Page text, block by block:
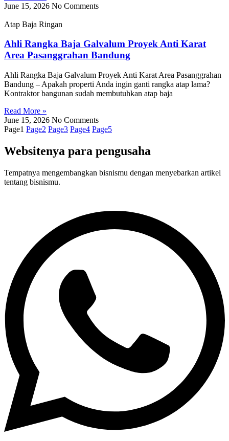
June 15, 2026 No Comments
Atap Baja Ringan
Ahli Rangka Baja Galvalum Proyek Anti Karat
Area Pasanggrahan Bandung
Ahli Rangka Baja Galvalum Proyek Anti Karat Area Pasanggrahan
Bandung – Apakah properti Anda ingin ganti rangka atap lama?
Kontraktor bangunan sudah membutuhkan atap baja
Read More »
June 15, 2026 No Comments
Page1 Page2 Page3 Page4 Page5
Websitenya para pengusaha
Tempatnya mengembangkan bisnismu dengan menyebarkan artikel
tentang bisnismu.